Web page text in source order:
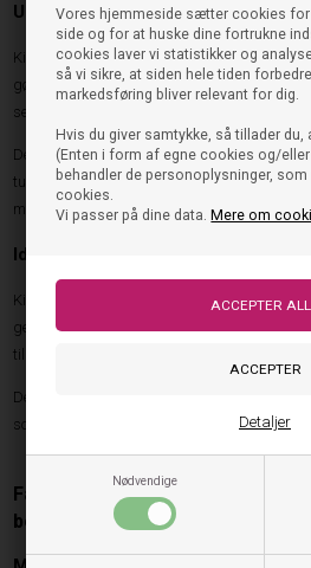
Vores hjemmeside sætter cookies for
side og for at huske dine fortrukne
cookies laver vi statistikker og
så vi sikre, at siden hele tiden
markedsføring bliver relevant for dig.
Hvis du giver samtykke, så tillader
(Enten i form af egne cookies og/
behandler de personoplysninger,
cookies.
Vi passer på dine data. Mere om
Nødvendige
Detaljer
Udviklet til små hænder
Kimmie Drikkedunk 250 ml er en populær
gør den let at håndtere, mens designet er
selvstændighed og brugervenlighed.
Den kompakte størrelse passer perfekt til
ture, hvor barnet har brug for en praktisk
meget i tasken.
Ideel til hverdagen
Kimmie Drikkedunk 250 ml er designet til at
gennem dagens mange aktiviteter. Den er
til børns behov for regelmæssig væske
Den mindre størrelse gør samtidig modellen
som endnu ikke har behov for store
Falk Drikkedunk 350 ml – ekstra
børn